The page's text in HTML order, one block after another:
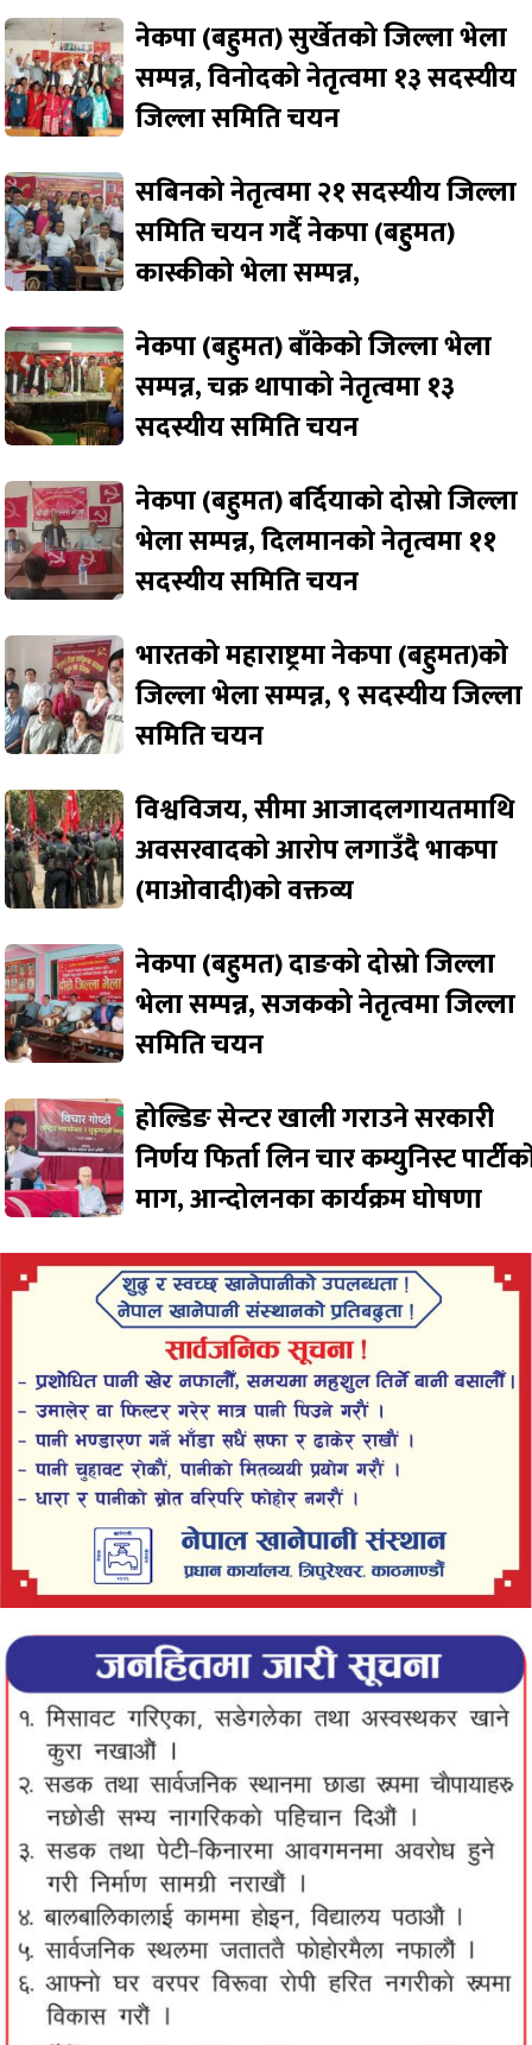
नेकपा (बहुमत) सुर्खेतको जिल्ला भेला
सम्पन्न, विनोदको नेतृत्वमा १३ सदस्यीय
जिल्ला समिति चयन
सबिनको नेतृत्वमा २१ सदस्यीय जिल्ला
समिति चयन गर्दै नेकपा (बहुमत)
कास्कीको भेला सम्पन्न,
नेकपा (बहुमत) बाँकेको जिल्ला भेला
सम्पन्न, चक्र थापाको नेतृत्वमा १३
सदस्यीय समिति चयन
नेकपा (बहुमत) बर्दियाको दोस्रो जिल्ला
भेला सम्पन्न, दिलमानको नेतृत्वमा ११
सदस्यीय समिति चयन
भारतको महाराष्ट्रमा नेकपा (बहुमत)को
जिल्ला भेला सम्पन्न, ९ सदस्यीय जिल्ला
समिति चयन
विश्वविजय, सीमा आजादलगायतमाथि
अवसरवादको आरोप लगाउँदै भाकपा
(माओवादी)को वक्तव्य
नेकपा (बहुमत) दाङको दोस्रो जिल्ला
भेला सम्पन्न, सजकको नेतृत्वमा जिल्ला
समिति चयन
होल्डिङ सेन्टर खाली गराउने सरकारी
निर्णय फिर्ता लिन चार कम्युनिस्ट
माग, आन्दोलनका कार्यक्रम घोषणा